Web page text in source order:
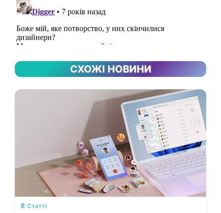
СХОЖІ НОВИНИ
💬
📄 Статті